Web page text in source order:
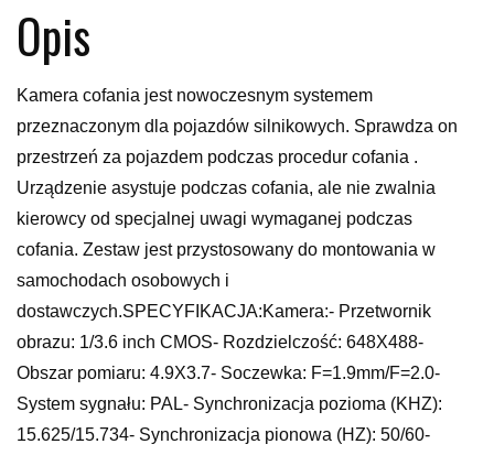
Opis
Kamera cofania jest nowoczesnym systemem
przeznaczonym dla pojazdów silnikowych. Sprawdza on
przestrzeń za pojazdem podczas procedur cofania .
Urządzenie asystuje podczas cofania, ale nie zwalnia
kierowcy od specjalnej uwagi wymaganej podczas
cofania. Zestaw jest przystosowany do montowania w
samochodach osobowych i
dostawczych.SPECYFIKACJA:Kamera:- Przetwornik
obrazu: 1/3.6 inch CMOS- Rozdzielczość: 648X488-
Obszar pomiaru: 4.9X3.7- Soczewka: F=1.9mm/F=2.0-
System sygnału: PAL- Synchronizacja pozioma (KHZ):
15.625/15.734- Synchronizacja pionowa (HZ): 50/60-